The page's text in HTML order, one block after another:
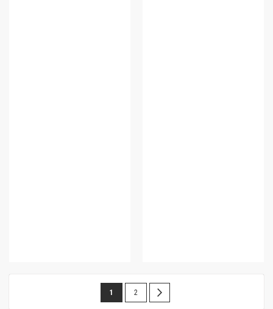
Página
Estás
1 Página
2